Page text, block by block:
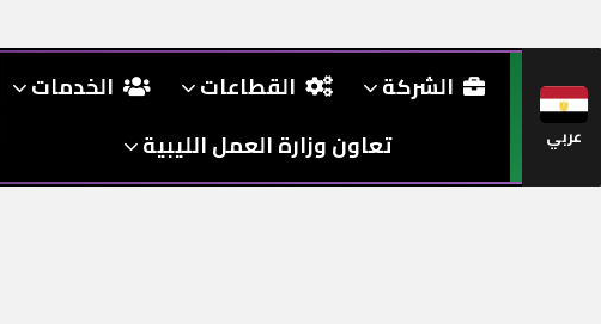
عربي
الشركة القطاعات
الخدمات
تعاون وزارة العمل الليبية